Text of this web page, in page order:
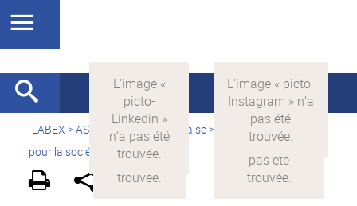
LABEX >ASLAN > Version française>
La science avec et
pour la société
On parle de nous